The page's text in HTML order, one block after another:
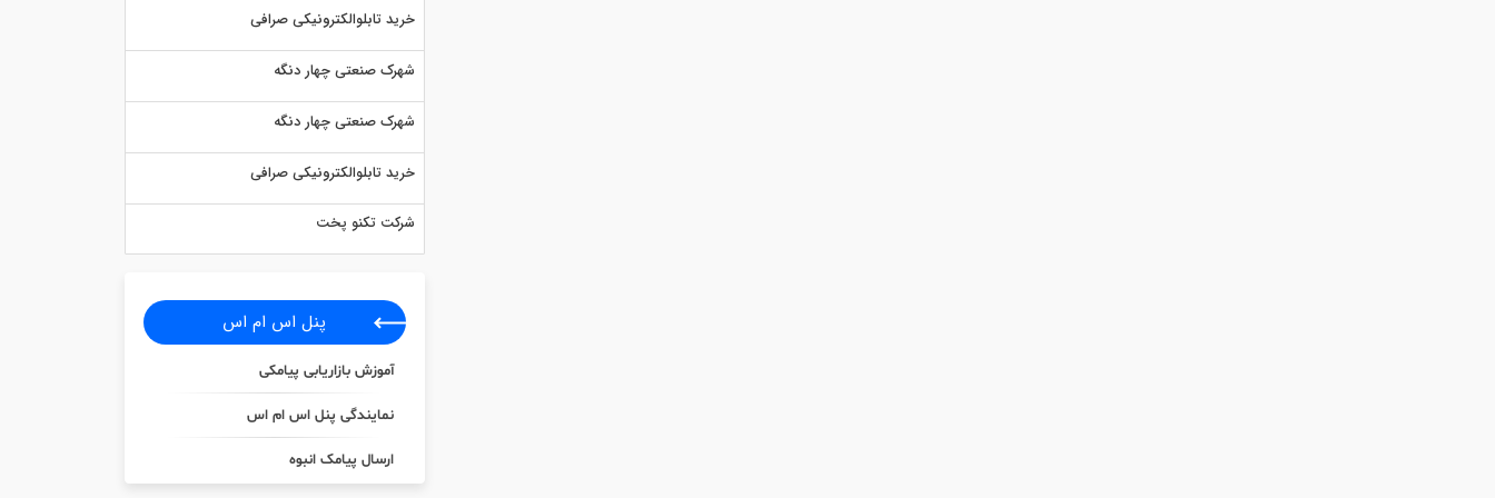
خرید تابلوالکترونیکی صرافی
شهرک صنعتی چهار دنگه
شهرک صنعتی چهار دنگه
خرید تابلوالکترونیکی صرافی
شرکت تکنو پخت
پنل اس ام اس
آموزش بازاریابی پیامکی
نمایندگی پنل اس ام اس
ارسال پیامک انبوه